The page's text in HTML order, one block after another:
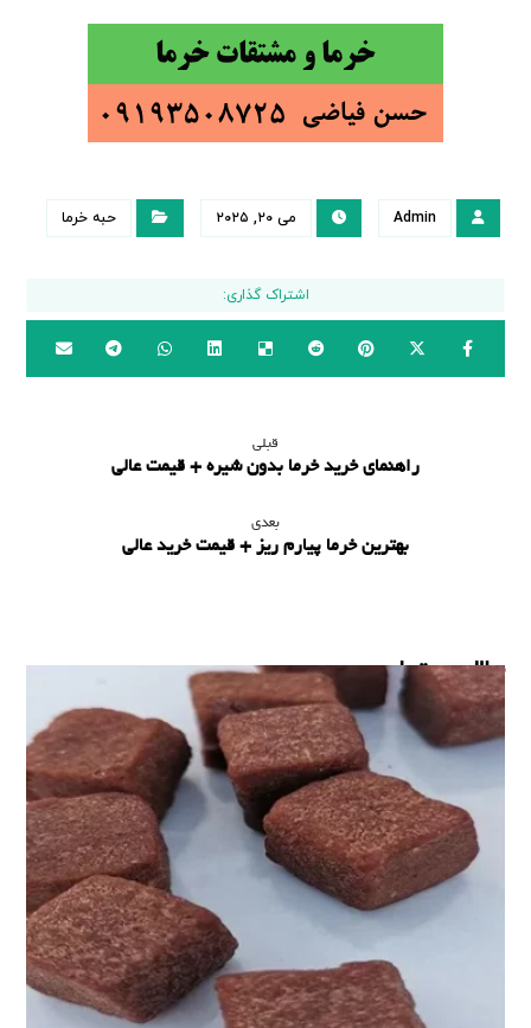
Admin می ۲۰, ۲۰۲۵ حبه خرما
قبلی
راهنمای خرید خرما بدون شیره + قیمت عالی
بعدی
بهترین خرما پیارم ریز + قیمت خرید عالی
مطالب مرتبط ...